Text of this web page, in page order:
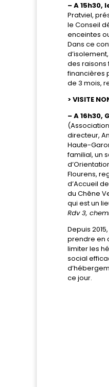
– A
Pratviel,
le Conseil
enceintes
Dans ce
des raisons
financières
de 3 mois,
> VISITE
– A
directeur,
Haute-
familial, un
Flourens,
d’Accueil
du Chêne
qui est un
Rdv 3,
Depuis
prendre en
limiter les
social
ce jour.